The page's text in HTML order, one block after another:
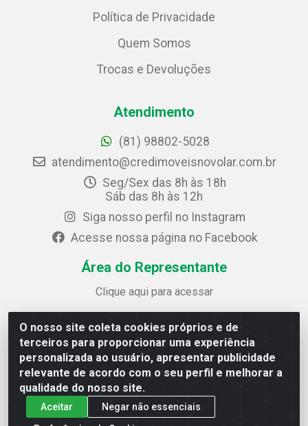
O nosso site coleta cookies próprios e de
terceiros para proporcionar uma experiência
personalizada ao usuário, apresentar publicidade
relevante de acordo com o seu perfil e melhorar a
qualidade do nosso site.
Aceitar
Negar não essenciais
Política de Privacidade
Quem Somos
Trocas e Devoluções
Atendimento
(81) 98802-5028
atendimento@credimoveisnovolar.com.br
Seg/Sex das 8h às 18h
Sáb das 8h às 12h
Siga nosso perfil no Instagram
Acesse nossa página no Facebook
Área do Representante
Clique aqui para acessar
Credimóveis Novolar Ltda
Rua José Alves Bezerra, 430 - Prazeres - Jaboatão dos
Guararapes / PE - CEP 54.325-610
CNPJ: 09.930.165/0013-70